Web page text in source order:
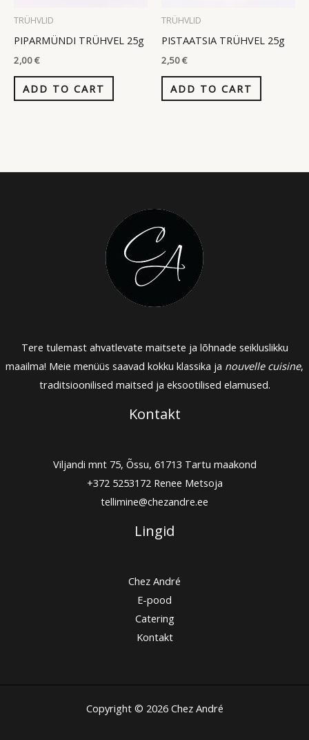
TRÜHVLID
PIPARMÜNDI TRÜHVEL 25g
2,00€
ADD TO CART
TRÜHVLID
PISTAATSIA TRÜHVEL 25g
2,50€
ADD TO CART
Tere tulemast ahvatlevate maitsete ja lõhnade seikluslikku
maailma! Meie menüüs saavad kokku klassika ja nouvelle cuisine,
traditsioonilised maitsed ja eksootilised elamused.
Kontakt
Viljandi mnt 75, Õssu, 61713 Tartu maakond
+372 5253172Renee Metsoja
tellimine@chezandre.ee
Lingid
Chez André
E-pood
Catering
Kontakt
Copyright © 2026 Chez André